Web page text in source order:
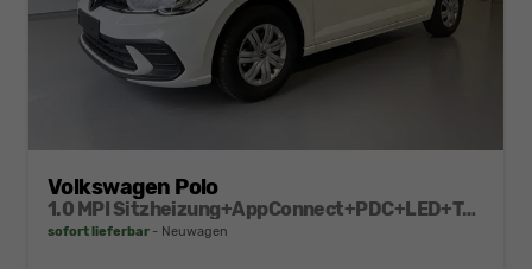
Volkswagen Polo
1.0 MPI Sitzheizung+AppConnect+PDC+LED+Touch+Lichtsensor+MultiLenkrad
sofort lieferbar Neuwagen